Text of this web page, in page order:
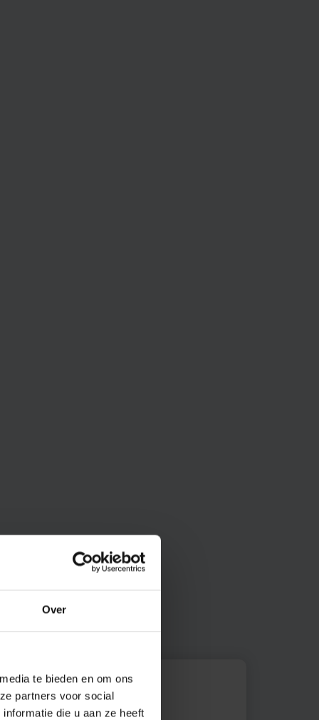
Over
te bieden en om ons
partners voor social
die u aan ze heeft